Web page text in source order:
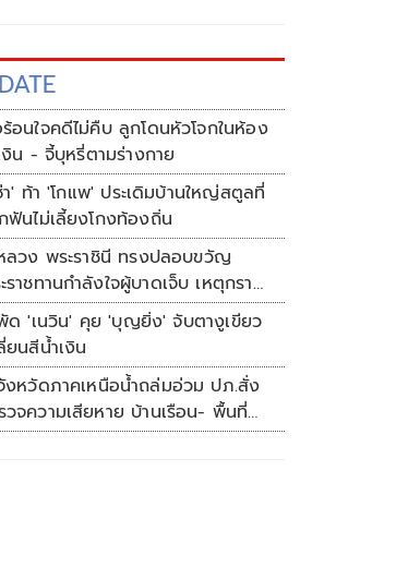
อนใจคดีไม่คืบ ลูกโดนหัวโจกในห้อง
งิน - จี้บุหรี่ตามร่างกาย
' ท้า 'โกแพ' ประเดิมบ้านใหญ่สตูลที่
ฟันไม่เลี้ยงโกงท้องถิ่น
ลวง พระราชินี ทรงปลอบขวัญ
ราชทานกำลังใจผู้บาดเจ็บ เหตุกราด
ร.เทพศิรินทร์นนทบุรี
ด 'เนวิน' คุย 'บุญยิ่ง' จับตางูเขียว
ยนสีน้ำเงิน
งหวัดภาคเหนือน้ำถล่มอ่วม ปภ.สั่ง
วจความเสียหาย บ้านเรือน- พื้นที่
ตร